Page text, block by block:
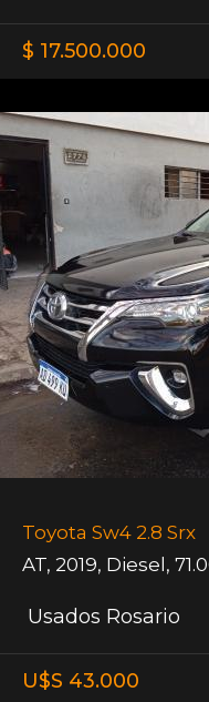
$ 17.500.000
Toyota Sw4 2.8 Srx
AT, 2019, Diesel,
Usados Rosario
U$S 43.000